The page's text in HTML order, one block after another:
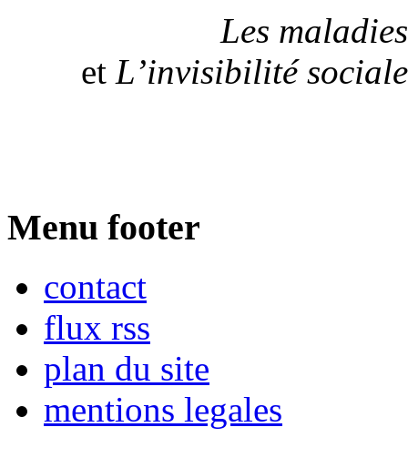
Les
et L’invisibilité sociale
Menu footer
contact
flux rss
plan du site
mentions legales